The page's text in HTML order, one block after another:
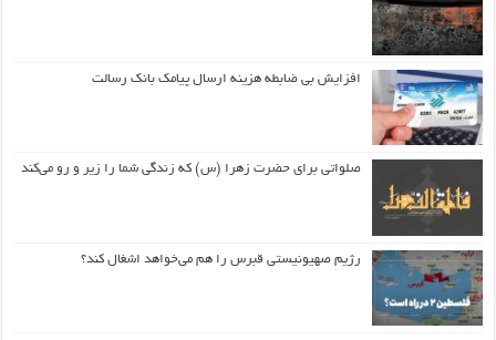
افزایش بی ضابطه هزینه ارسال پیامک بانک رسالت
صلواتی برای حضرت زهرا (س) که زندگی شما را زیر و رو می‌کند
رژیم صهیونیستی قبرس را هم می‌خواهد اشغال کند؟